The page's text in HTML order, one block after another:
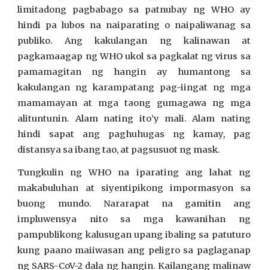
limitadong pagbabago sa patnubay ng WHO ay
hindi pa lubos na naiparating o naipaliwanag sa
publiko. Ang kakulangan ng kalinawan at
pagkamaagap ng WHO ukol sa pagkalat ng virus sa
pamamagitan ng hangin ay humantong sa
kakulangan ng karampatang pag-iingat ng mga
mamamayan at mga taong gumagawa ng mga
alituntunin. Alam nating ito’y mali. Alam nating
hindi sapat ang paghuhugas ng kamay, pag
distansya sa ibang tao, at pagsusuot ng mask.
Tungkulin ng WHO na iparating ang lahat ng
makabuluhan at siyentipikong impormasyon sa
buong mundo. Nararapat na gamitin ang
impluwensya nito sa mga kawanihan ng
pampublikong kalusugan upang ibaling sa patuturo
kung paano maiiwasan ang peligro sa paglaganap
ng SARS-CoV-2 dala ng hangin. Kailangang malinaw